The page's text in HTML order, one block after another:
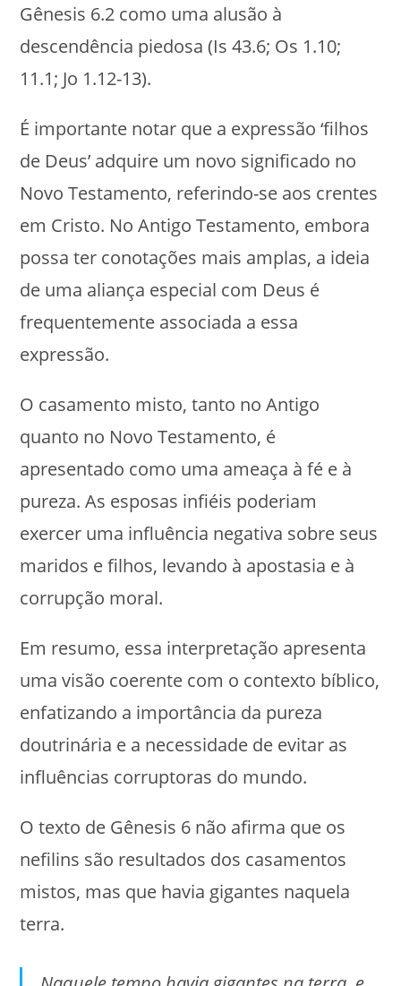
Gênesis 6.2 como uma alusão à
descendência piedosa (Is 43.6; Os 1.10;
11.1; Jo 1.12-13).
É importante notar que a expressão ‘filhos
de Deus’ adquire um novo significado no
Novo Testamento, referindo-se aos crentes
em Cristo. No Antigo Testamento, embora
possa ter conotações mais amplas, a ideia
de uma aliança especial com Deus é
frequentemente associada a essa
expressão.
O casamento misto, tanto no Antigo
quanto no Novo Testamento, é
apresentado como uma ameaça à fé e à
pureza. As esposas infiéis poderiam
exercer uma influência negativa sobre seus
maridos e filhos, levando à apostasia e à
corrupção moral.
Em resumo, essa interpretação apresenta
uma visão coerente com o contexto bíblico,
enfatizando a importância da pureza
doutrinária e a necessidade de evitar as
influências corruptoras do mundo.
O texto de Gênesis 6 não afirma que os
nefilins são resultados dos casamentos
mistos, mas que havia gigantes naquela
terra.